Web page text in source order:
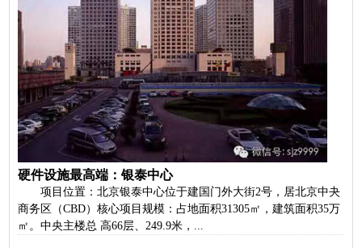
硬件设施最高端：银泰中心
项目位置：北京银泰中心位于建国门外大街2号，居北京中夬
商务区（CBD）核心项目规模：占地面积31305㎡，建筑面积35万
㎡。中央主楼总 高66层、249.9米，...